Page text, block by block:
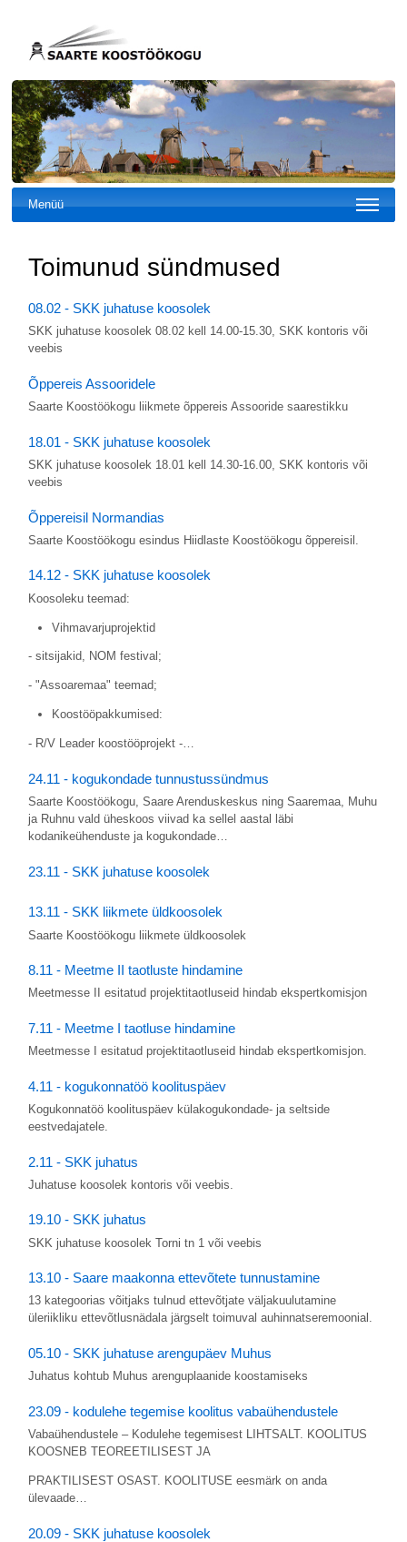
Menüü
Toimunud sündmused
08.02 - SKK juhatuse koosolek
SKK juhatuse koosolek 08.02 kell 14.00-15.30, SKK kontoris või
veebis
Õppereis Assooridele
Saarte Koostöökogu liikmete õppereis Assooride saarestikku
18.01 - SKK juhatuse koosolek
SKK juhatuse koosolek 18.01 kell 14.30-16.00, SKK kontoris või
veebis
Õppereisil Normandias
Saarte Koostöökogu esindus Hiidlaste Koostöökogu õppereisil.
14.12 - SKK juhatuse koosolek
Koosoleku teemad:
Vihmavarjuprojektid
- sitsijakid, NOM festival;
- "Assoaremaa" teemad;
Koostööpakkumised:
- R/V Leader koostööprojekt -…
24.11 - kogukondade tunnustussündmus
Saarte Koostöökogu, Saare Arenduskeskus ning Saaremaa, Muhu
ja Ruhnu vald üheskoos viivad ka sellel aastal läbi
kodanikeühenduste ja kogukondade…
23.11 - SKK juhatuse koosolek
13.11 - SKK liikmete üldkoosolek
Saarte Koostöökogu liikmete üldkoosolek
8.11 - Meetme II taotluste hindamine
Meetmesse II esitatud projektitaotluseid hindab ekspertkomisjon
7.11 - Meetme I taotluse hindamine
Meetmesse I esitatud projektitaotluseid hindab ekspertkomisjon.
4.11 - kogukonnatöö koolituspäev
Kogukonnatöö koolituspäev külakogukondade- ja seltside
eestvedajatele.
2.11 - SKK juhatus
Juhatuse koosolek kontoris või veebis.
19.10 - SKK juhatus
SKK juhatuse koosolek Torni tn 1 või veebis
13.10 - Saare maakonna ettevõtete tunnustamine
13 kategoorias võitjaks tulnud ettevõtjate väljakuulutamine
üleriikliku ettevõtlusnädala järgselt toimuval auhinnatseremoonial.
05.10 - SKK juhatuse arengupäev Muhus
Juhatus kohtub Muhus arenguplaanide koostamiseks
23.09 - kodulehe tegemise koolitus vabaühendustele
Vabaühendustele – Kodulehe tegemisest LIHTSALT. KOOLITUS
KOOSNEB TEOREETILISEST JA
PRAKTILISEST OSAST. KOOLITUSE eesmärk on anda
ülevaade…
20.09 - SKK juhatuse koosolek